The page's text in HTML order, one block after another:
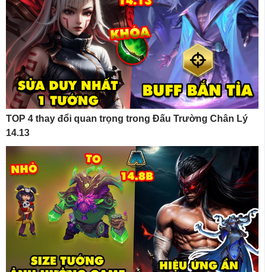
TOP 4 thay đổi quan trọng trong Đấu Trường Chân Lý
14.13